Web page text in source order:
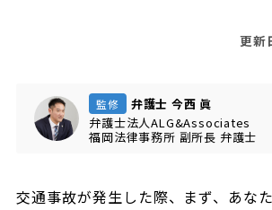
更新
監修
弁護士 今西 眞
弁護士法人ALG&Associates
福岡法律事務所 副所長 弁護士
交通事故が発生した際、まず、あな